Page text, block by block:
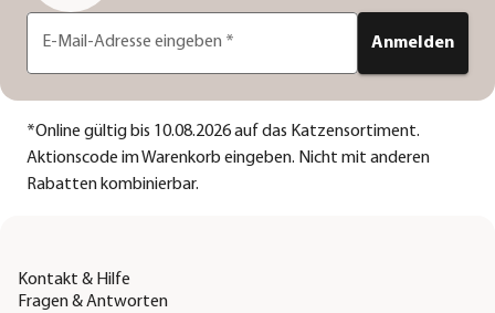
E-Mail-Adresse eingeben * Anmelden
*Online gültig bis 10.08.2026 auf das Katzensortiment.
Aktionscode im Warenkorb eingeben. Nicht mit anderen
Rabatten kombinierbar.
Kontakt & Hilfe
Fragen & Antworten